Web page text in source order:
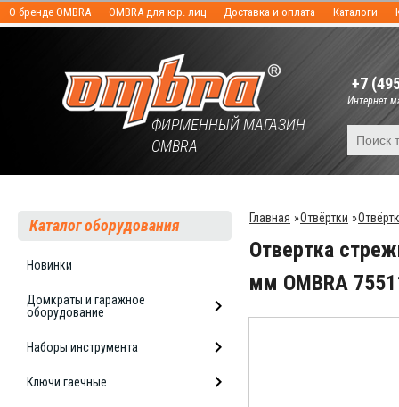
О бренде OMBRA OMBRA для юр. лиц Доставка и оплата Каталоги
ФИРМЕННЫЙ МАГАЗИН
OMBRA
+7
Интернет
Каталог оборудования
Новинки
Домкраты и гаражное
оборудование
Наборы инструмента
Ключи гаечные
Главная »Отвёртки »
Отвертка
мм OMBRA